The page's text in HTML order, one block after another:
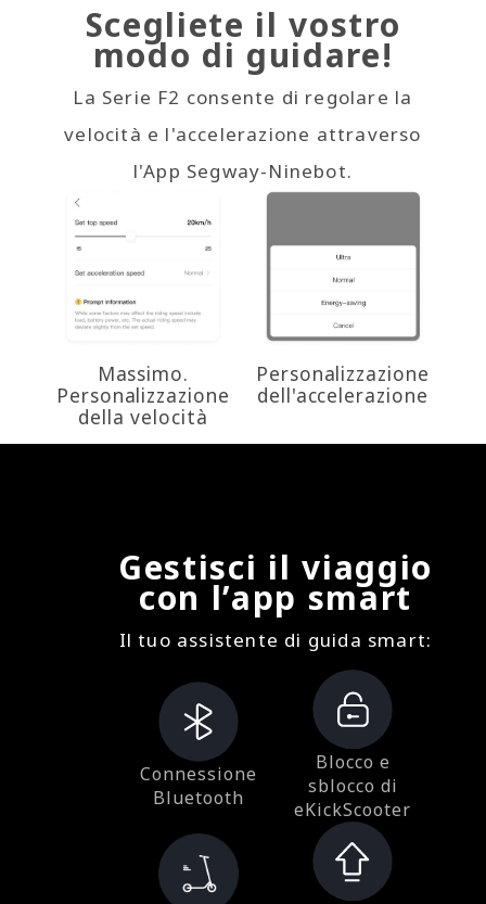
Scegliete il vostro
modo di guidare!
La Serie F2 consente di regolare la
velocità e l'accelerazione attraverso
l'App Segway-Ninebot.
Massimo.
Personalizzazione
della velocità
Personalizzazione
dell'accelerazione
Gestisci il viaggio
con l’app smart
Il tuo assistente di guida smart:
Connessione
Bluetooth
Blocco e
sblocco di
eKickScooter